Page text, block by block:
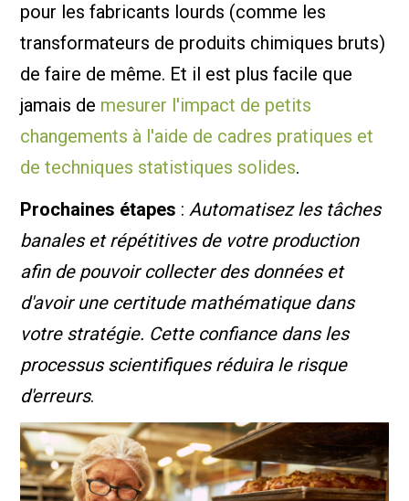
pour les fabricants lourds (comme les
transformateurs de produits chimiques bruts)
de faire de même. Et il est plus facile que
jamais de mesurer l'impact de petits
changements à l'aide de cadres pratiques et
de techniques statistiques solides.
Prochaines étapes :Automatisez les tâches
banales et répétitives de votre production
afin de pouvoir collecter des données et
d'avoir une certitude mathématique dans
votre stratégie. Cette confiance dans les
processus scientifiques réduira le risque
d'erreurs.